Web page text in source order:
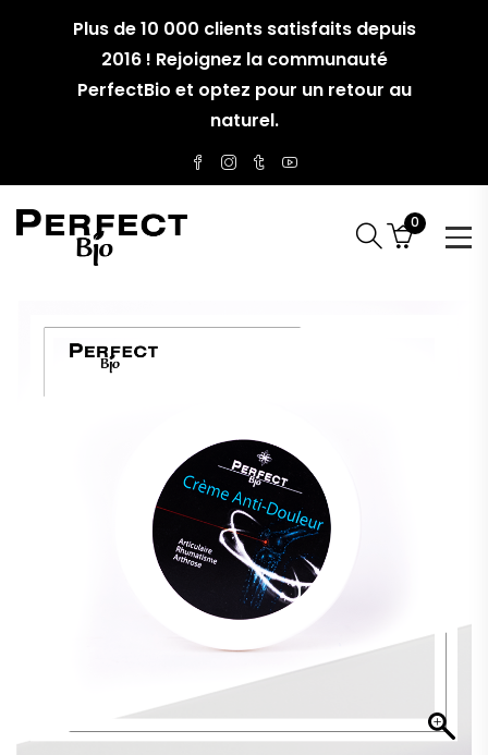
Plus de 10 000 clients satisfaits depuis
2016 ! Rejoignez la communauté
PerfectBio et optez pour un retour au
naturel.
0